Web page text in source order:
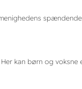
kan børn og